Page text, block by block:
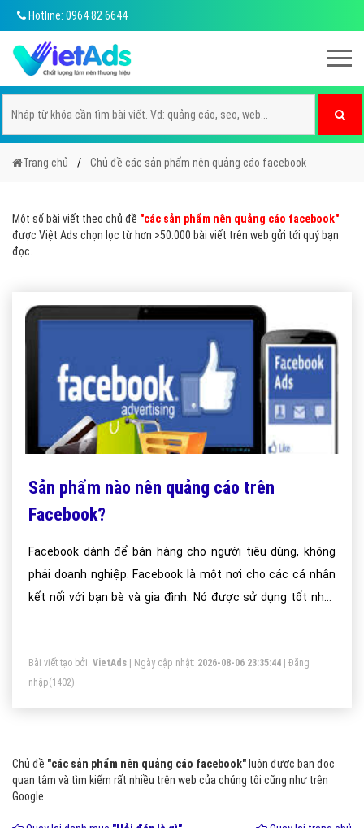
Hotline: 0964 82 6644
Trang chủ Chủ đề các sản phẩm nên quảng cáo facebook
Một số bài viết theo chủ đề "các sản phẩm nên quảng cáo facebook"
được Việt Ads chọn lọc từ hơn >50.000 bài viết trên web gửi tới quý bạn
đọc.
Sản phẩm nào nên quảng cáo trên
Facebook?
Facebook dành để bán hàng cho người tiêu dùng, không
phải doanh nghiệp. Facebook là một nơi cho các cá nhân
kết nối với bạn bè và gia đình. Nó được sử dụng tốt nhất
Bài viết tạo bởi: VietAds | Ngày cập nhật: 2026-08-06 23:35:44
Đăng
nhập(1402)
Chủ đề "các sản phẩm nên quảng cáo facebook" luôn được bạn đọc
quan tâm và tìm kiếm rất nhiều trên web của chúng tôi cũng như trên
Google.